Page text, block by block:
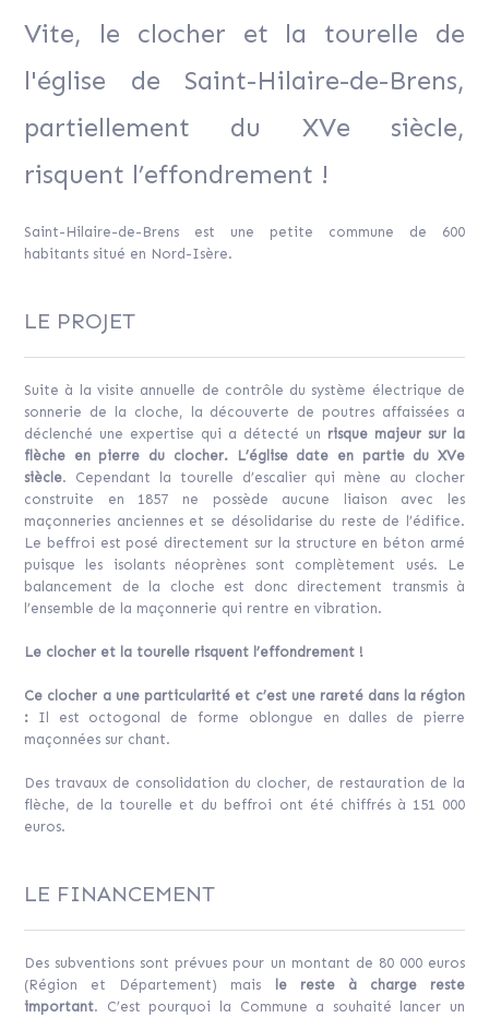
Vite, le clocher et la tourelle de
l'église de Saint-Hilaire-de-Brens,
partiellement du XVe siècle,
risquent l’effondrement !
Saint-Hilaire-de-Brens est une petite commune de 600
habitants situé en Nord-Isère.
LE PROJET
Suite à la visite annuelle de contrôle du système électrique de
sonnerie de la cloche, la découverte de poutres affaissées a
déclenché une expertise qui a détecté un risque majeur sur la
flèche en pierre du clocher. L’église date en partie du XVe
siècle. Cependant la tourelle d’escalier qui mène au clocher
construite en 1857 ne possède aucune liaison avec les
maçonneries anciennes et se désolidarise du reste de l’édifice.
Le beffroi est posé directement sur la structure en béton armé
puisque les isolants néoprènes sont complètement usés. Le
balancement de la cloche est donc directement transmis à
l’ensemble de la maçonnerie qui rentre en vibration.
Le clocher et la tourelle risquent l’effondrement !
Ce clocher a une particularité et c’est une rareté dans la région
: Il est octogonal de forme oblongue en dalles de pierre
maçonnées sur chant.
Des travaux de consolidation du clocher, de restauration de la
flèche, de la tourelle et du beffroi ont été chiffrés à 151 000
euros.
LE FINANCEMENT
Des subventions sont prévues pour un montant de 80 000 euros
(Région et Département) mais
le reste à charge reste
important. C’est pourquoi la Commune a souhaité lancer un